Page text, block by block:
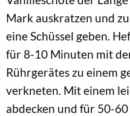
Mark auskratzen und
eine Schüssel geben.
für 8-10 Minuten mit
Rührgerätes zu einem
verkneten. Mit einem
abdecken und für 50-